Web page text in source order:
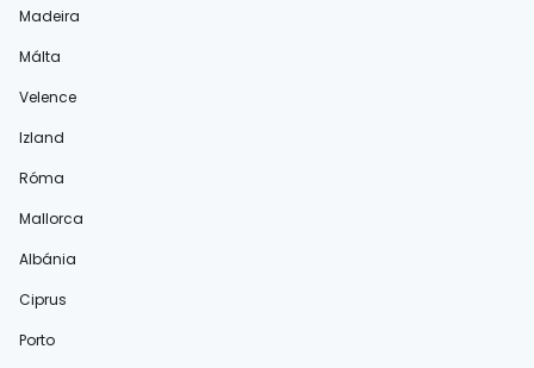
Madeira
Málta
Velence
Izland
Róma
Mallorca
Albánia
Ciprus
Porto